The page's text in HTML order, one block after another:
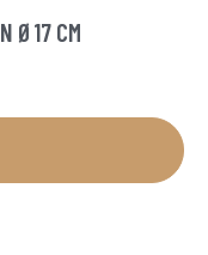
Ø17 CM